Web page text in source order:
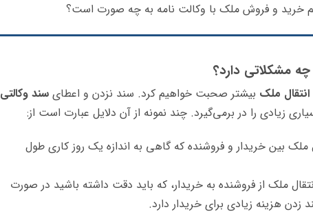
خرید و فروش ملک با وکالت نامه به چه صورت است؟
مشکلاتی دارد؟
ملک بیشتر صحبت خواهیم کرد. سند نزدن و اعطای سند وکالتی
زیادی را در برمی‌گیرد. چند نمونه از آن دلایل عبارت است از:
ملک بین خریدار و فروشنده که گاهی به اندازه یک روز کاری طول
ملک از فروشنده به خریدار، که باید دقت داشته باشید در صورت
زدن هزینه زیادی برای خریدار دارد.